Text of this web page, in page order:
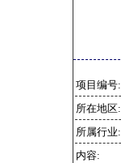
项目编号:
所在地区:
所属行业:
内容: